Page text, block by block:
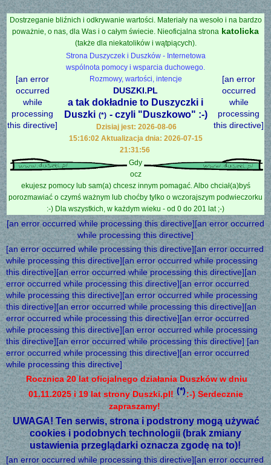
Dostrzeganie bliźnich i odkrywanie wartości. Materiały na wesoło i na bardzo
poważnie, o nas, dla Was i o całym świecie. Nieoficjalna strona katolicka
(także dla niekatolików i wątpiących).
[an error
occurred
while
processing
this directive]
Strona Duszyczek i Duszków - Internetowa
wspólnota pomocy i wsparcia duchowego.
Rozmowy, wartości, intencje
DUSZKI.PL
a tak dokładnie to Duszyczki i
Duszki (*) - czyli "Duszkowo" :-)
Dzisiaj jest: 2026-08-06
15:16:02 Aktualizacja dnia: 2026-07-15
21:31:56
[an error
occurred
while
processing
this directive]
Gdy
ocz
ekujesz pomocy lub sam(a) chcesz innym pomagać. Albo chciał(a)byś
porozmawiać o czymś ważnym lub choćby tylko o wczorajszym podwieczorku
:-) Dla wszystkich, w każdym wieku - od 0 do 201 lat ;-)
[an error occurred while processing this directive][an error occurred
while processing this directive]
[an error occurred while processing this directive][an error occurred
while processing this directive][an error occurred while processing
this directive][an error occurred while processing this directive][an
error occurred while processing this directive][an error occurred
while processing this directive][an error occurred while processing
this directive][an error occurred while processing this directive][an
error occurred while processing this directive][an error occurred
while processing this directive][an error occurred while processing
this directive][an error occurred while processing this directive] [an
error occurred while processing this directive][an error occurred
while processing this directive]
Rocznica 20 lat oficjalnego działania Duszków w dniu
01.11.2025 i 19 lat strony Duszki.pl! (*):-) Serdecznie
zapraszamy!
UWAGA! Ten serwis, strona i podstrony mogą używać
cookies i podobnych technologii (brak zmiany
ustawienia przeglądarki oznacza zgodę na to)!
[an error occurred while processing this directive][an error occurred